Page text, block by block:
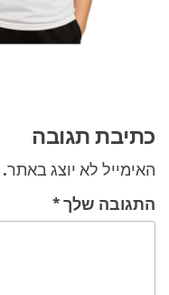
כתיבת תגובה
האימייל לא יוצג באתר.
התגובה שלך*